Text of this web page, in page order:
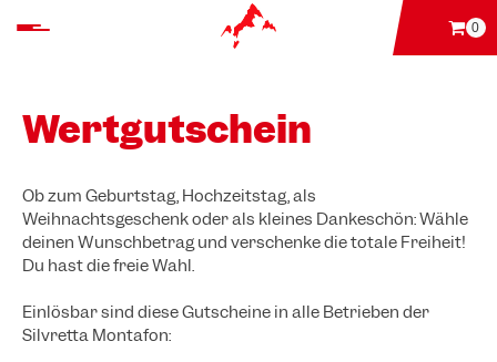
0
Wertgutschein
Ob zum Geburtstag, Hochzeitstag, als
Weihnachtsgeschenk oder als kleines Dankeschön: Wähle
deinen Wunschbetrag und verschenke die totale Freiheit!
Du hast die freie Wahl.
Einlösbar sind diese Gutscheine in alle Betrieben der
Silvretta Montafon: